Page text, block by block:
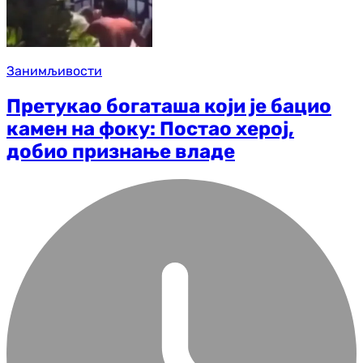
Занимљивости
Претукао богаташа који је бацио
камен на фоку: Постао херој,
добио признање владе